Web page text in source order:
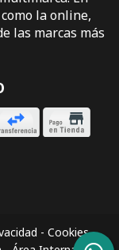
la online,
las marcas más
- Cookies-